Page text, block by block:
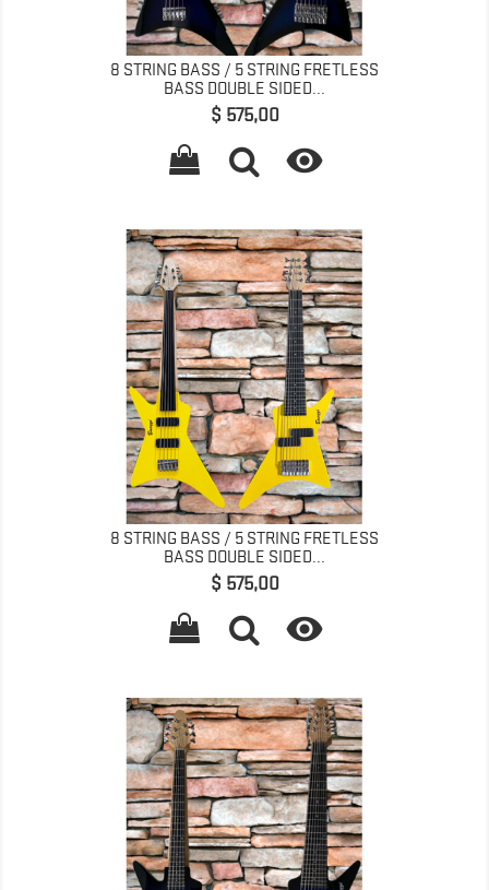
8 STRING BASS / 5 STRING FRETLESS
BASS DOUBLE SIDED...
Prijs
$ 575,00

8 STRING BASS / 5 STRING FRETLESS
BASS DOUBLE SIDED...
Prijs
$ 575,00
